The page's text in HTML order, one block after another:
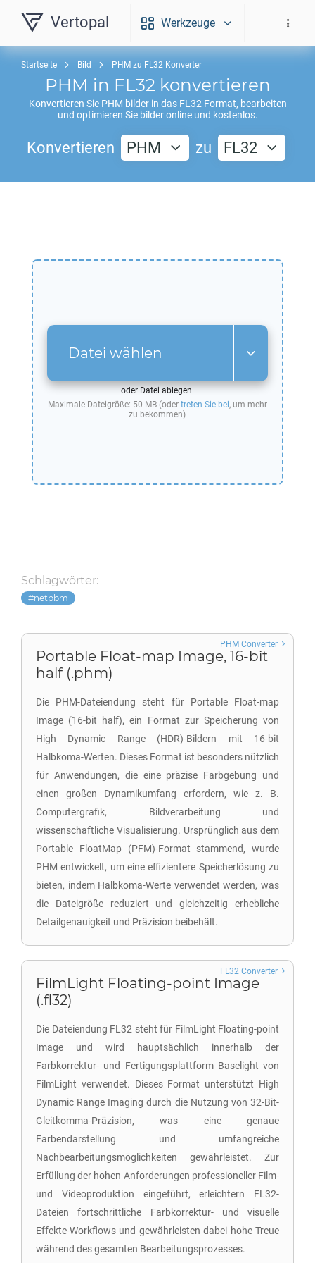
Vertopal Werkzeuge
Startseite Bild PHM zu FL32 Konverter
PHM in FL32 konvertieren
Konvertieren Sie PHM bilder in das FL32 Format, bearbeiten
und optimieren Sie bilder online und kostenlos.
Konvertieren PHM zu FL32
Datei wählen
oder Datei ablegen.
Maximale Dateigröße: 50 MB (oder treten Sie bei, um mehr
zu bekommen)
Schlagwörter:
netpbm
Portable Float-map Image, 16-bit
half (.phm)
Die PHM-Dateiendung steht für Portable Float-map
Image (16-bit half), ein Format zur Speicherung von
High Dynamic Range (HDR)-Bildern mit 16-bit
Halbkoma-Werten. Dieses Format ist besonders nützlich
für Anwendungen, die eine präzise Farbgebung und
einen großen Dynamikumfang erfordern, wie z. B.
Computergrafik, Bildverarbeitung und
wissenschaftliche Visualisierung. Ursprünglich aus dem
Portable FloatMap (PFM)-Format stammend, wurde
PHM entwickelt, um eine effizientere Speicherlösung zu
bieten, indem Halbkoma-Werte verwendet werden, was
die Dateigröße reduziert und gleichzeitig erhebliche
Detailgenauigkeit und Präzision beibehält.
PHM Converter
FilmLight Floating-point Image
(.fl32)
Die Dateiendung FL32 steht für FilmLight Floating-point
Image und wird hauptsächlich innerhalb der
Farbkorrektur- und Fertigungsplattform Baselight von
FilmLight verwendet. Dieses Format unterstützt High
Dynamic Range Imaging durch die Nutzung von 32-Bit-
Gleitkomma-Präzision, was eine genaue
Farbendarstellung und umfangreiche
Nachbearbeitungsmöglichkeiten gewährleistet. Zur
Erfüllung der hohen Anforderungen professioneller Film-
und Videoproduktion eingeführt, erleichtern FL32-
Dateien fortschrittliche Farbkorrektur- und visuelle
Effekte-Workflows und gewährleisten dabei hohe Treue
während des gesamten Bearbeitungsprozesses.
FL32 Converter